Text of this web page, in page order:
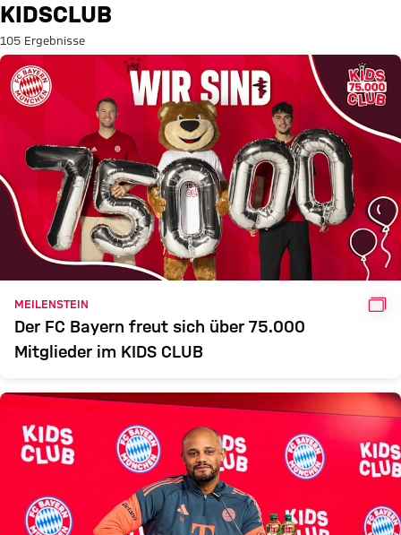
Suche: Kidsclub
KIDSCLUB
105 Ergebnisse
MEILENSTEIN
Der FC Bayern freut sich über 75.000
Mitglieder im KIDS CLUB